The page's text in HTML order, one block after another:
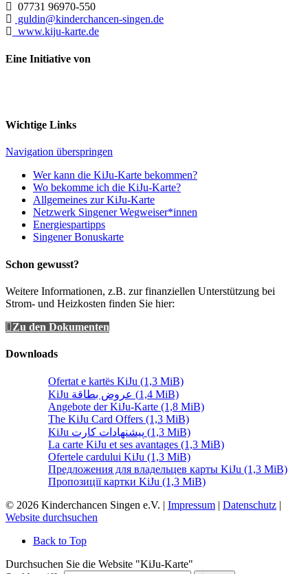
07731 96970-550
guldin@kinderchancen-singen.de
www.kiju-karte.de
Eine Initiative von
Wichtige Links
Navigation überspringen
Wer kann die KiJu-Karte bekommen?
Wo bekomme ich die KiJu-Karte?
Allgemeines zur KiJu-Karte
Netzwerk Singener Wegweiser*innen
Energiespartipps
Singener Bonuskarte
Schon gewusst?
Weitere Informationen, z.B. zur finanziellen Unterstützung bei
Strom- und Heizkosten finden Sie hier:
Zu den Dokumenten
Downloads
Ofertat e kartës KiJu (1,3 MiB)
(1,4 MiB)
Angebote der KiJu-Karte (1,8 MiB)
The KiJu Card Offers (1,3 MiB)
(1,3 MiB)
La carte KiJu et ses avantages (1,3 MiB)
Ofertele cardului KiJu (1,3 MiB)
Предложения для владельцев карты KiJu (1,3 MiB)
Пропозиції картки KiJu (1,3 MiB)
© 2026 Kinderchancen Singen e.V. | Impressum | Datenschutz |
Website durchsuchen
Back to Top
Durchsuchen Sie die Website "KiJu-Karte"